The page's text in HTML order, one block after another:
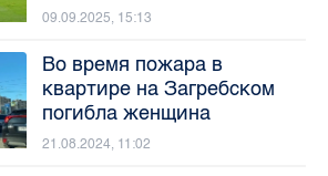
09.09.2025, 15:13
Во время пожара в
квартире на Загребском
погибла женщина
21.08.2024, 11:02